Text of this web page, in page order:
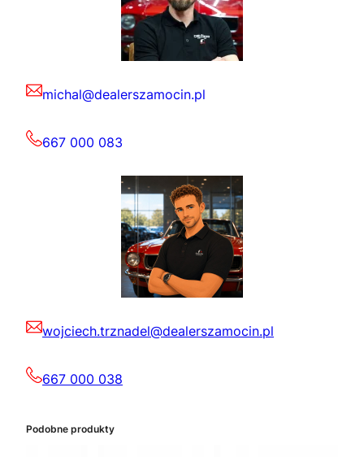
michal@dealerszamocin.pl
667 000 083
wojciech.trznadel@dealerszamocin.pl
667 000 038
Podobne produkty